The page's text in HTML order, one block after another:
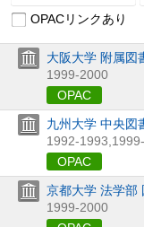
OPACリンクあり
大阪大学 附属図
1999-2000
OPAC
九州大学 中央図
1992-1993,
OPAC
京都大学 法学部
1999-2000